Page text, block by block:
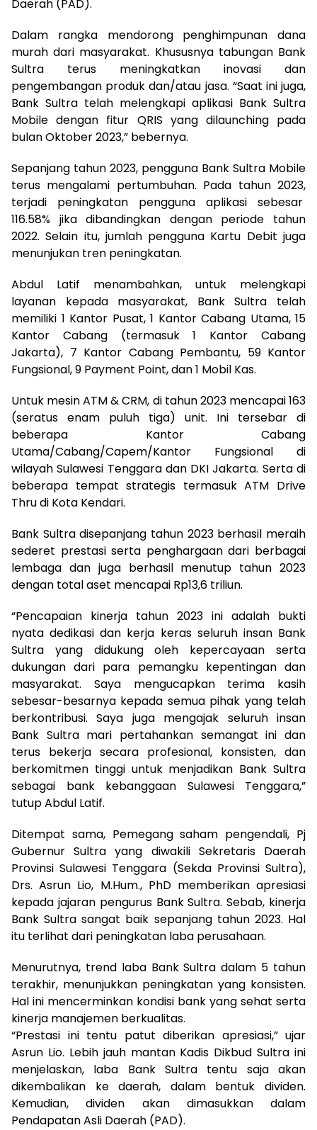
Daerah (PAD).
Dalam rangka mendorong penghimpunan dana
murah dari masyarakat. Khususnya tabungan Bank
Sultra terus meningkatkan inovasi dan
pengembangan produk dan/atau jasa. “Saat ini juga,
Bank Sultra telah melengkapi aplikasi Bank Sultra
Mobile dengan fitur QRIS yang dilaunching pada
bulan Oktober 2023,” bebernya.
Sepanjang tahun 2023, pengguna Bank Sultra Mobile
terus mengalami pertumbuhan. Pada tahun 2023,
terjadi peningkatan pengguna aplikasi sebesar
116.58% jika dibandingkan dengan periode tahun
2022. Selain itu, jumlah pengguna Kartu Debit juga
menunjukan tren peningkatan.
Abdul Latif menambahkan, untuk melengkapi
layanan kepada masyarakat, Bank Sultra telah
memiliki 1 Kantor Pusat, 1 Kantor Cabang Utama, 15
Kantor Cabang (termasuk 1 Kantor Cabang
Jakarta), 7 Kantor Cabang Pembantu, 59 Kantor
Fungsional, 9 Payment Point, dan 1 Mobil Kas.
Untuk mesin ATM & CRM, di tahun 2023 mencapai 163
(seratus enam puluh tiga) unit. Ini tersebar di
beberapa Kantor Cabang
Utama/Cabang/Capem/Kantor Fungsional di
wilayah Sulawesi Tenggara dan DKI Jakarta. Serta di
beberapa tempat strategis termasuk ATM Drive
Thru di Kota Kendari.
Bank Sultra disepanjang tahun 2023 berhasil meraih
sederet prestasi serta penghargaan dari berbagai
lembaga dan juga berhasil menutup tahun 2023
dengan total aset mencapai Rp13,6 triliun.
“Pencapaian kinerja tahun 2023 ini adalah bukti
nyata dedikasi dan kerja keras seluruh insan Bank
Sultra yang didukung oleh kepercayaan serta
dukungan dari para pemangku kepentingan dan
masyarakat. Saya mengucapkan terima kasih
sebesar-besarnya kepada semua pihak yang telah
berkontribusi. Saya juga mengajak seluruh insan
Bank Sultra mari pertahankan semangat ini dan
terus bekerja secara profesional, konsisten, dan
berkomitmen tinggi untuk menjadikan Bank Sultra
sebagai bank kebanggaan Sulawesi Tenggara,”
tutup Abdul Latif.
Ditempat sama, Pemegang saham pengendali, Pj
Gubernur Sultra yang diwakili Sekretaris Daerah
Provinsi Sulawesi Tenggara (Sekda Provinsi Sultra),
Drs. Asrun Lio, M.Hum., PhD memberikan apresiasi
kepada jajaran pengurus Bank Sultra. Sebab, kinerja
Bank Sultra sangat baik sepanjang tahun 2023. Hal
itu terlihat dari peningkatan laba perusahaan.
Menurutnya, trend laba Bank Sultra dalam 5 tahun
terakhir, menunjukkan peningkatan yang konsisten.
Hal ini mencerminkan kondisi bank yang sehat serta
kinerja manajemen berkualitas.
“Prestasi ini tentu patut diberikan apresiasi,” ujar
Asrun Lio. Lebih jauh mantan Kadis Dikbud Sultra ini
menjelaskan, laba Bank Sultra tentu saja akan
dikembalikan ke daerah, dalam bentuk dividen.
Kemudian, dividen akan dimasukkan dalam
Pendapatan Asli Daerah (PAD).